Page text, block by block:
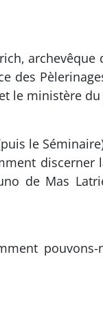
des
le ministère
le
de Mas